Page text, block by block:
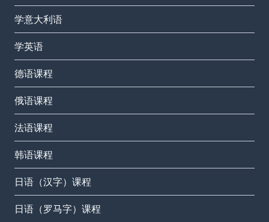
学意大利语
学英语
德语课程
俄语课程
法语课程
韩语课程
日语（汉字）课程
日语（罗马字）课程